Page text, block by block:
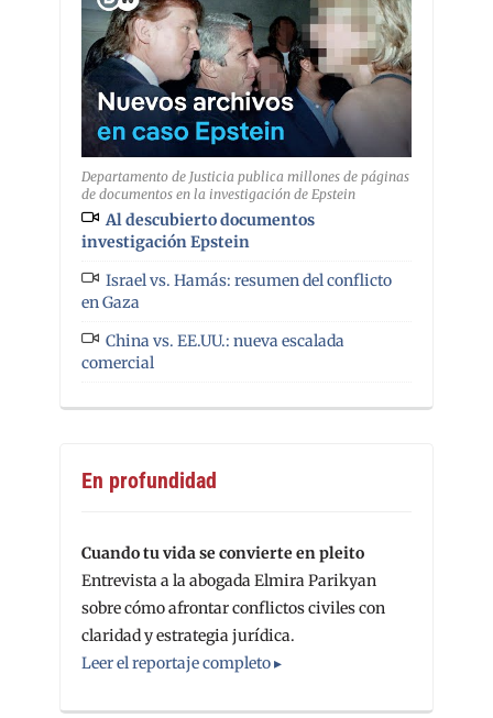
Departamento de Justicia publica millones de páginas
de documentos en la investigación de Epstein
Al descubierto documentos
investigación Epstein
Israel vs. Hamás: resumen del conflicto
en Gaza
China vs. EE.UU.: nueva escalada
comercial
En profundidad
Cuando tu vida se convierte en pleito
Entrevista a la abogada Elmira Parikyan
sobre cómo afrontar conflictos civiles con
claridad y estrategia jurídica.
Leer el reportaje completo ▸